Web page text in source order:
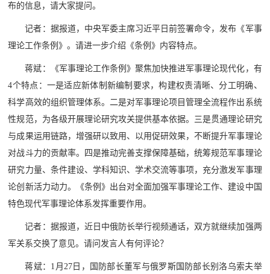
知
识
国
防
知
识
全
民
防
全
民
国
防
子
弟
兵
子
国
布的信息，请大家提问。
记者：据报道，中央军委主席习近平日前签署命令，发布《军事
理论工作条例》。请进一步介绍《条例》内容特点。
蒋斌：《军事理论工作条例》聚焦加快推进军事理论现代化，有
4个特点：一是适应新体制新编制要求，构建权责清晰、分工明确、
科学高效的组织管理体系。二是对军事理论项目管理全流程作出系统
性规范，为各级开展理论研究攻关提供基本依据。三是贯通理论研究
与成果运用链路，增强研以致用、以用促研效果，不断提升军事理论
对战斗力的贡献率。四是推动完善支撑保障基础，统筹规范军事理论
研究力量、条件建设、学科知识、学术交流等事项，充分激发军事理
论创新活力动力。《条例》出台对全面加强军事理论工作、建设中国
特色现代军事理论体系发挥重要作用。
记者：据报道，近日中俄防长举行视频通话，双方就继续加强两
军关系交换了意见。请问发言人有何评论？
蒋斌：1月27日，国防部长董军与俄罗斯国防部长别洛乌索夫举